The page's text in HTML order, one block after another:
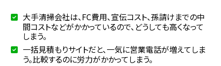
大手清掃会社は、FC費用、宣伝コスト、孫請けまでの中
間コストなどがかかっているので、どうしても高くなって
しまう。
一括見積もりサイトだと、一気に営業電話が増えてしま
う。比較するのに労力がかかってしまう。